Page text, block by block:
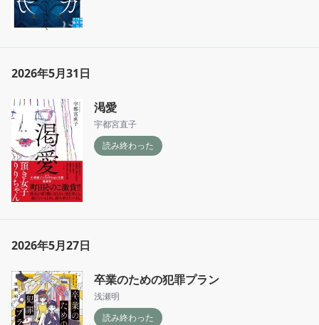
2026年5月31日
渇愛
宇都宮直子
読み終わった
2026年5月27日
卒業のための犯罪プラン
浅瀬明
読み終わった